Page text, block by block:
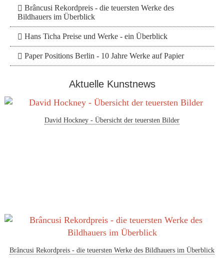
Brâncusi Rekordpreis - die teuersten Werke des
Bildhauers im Überblick
Hans Ticha Preise und Werke - ein Überblick
Paper Positions Berlin - 10 Jahre Werke auf Papier
Aktuelle Kunstnews
David Hockney - Übersicht der teuersten Bilder
Brâncusi Rekordpreis - die teuersten Werke des Bildhauers im Überblick